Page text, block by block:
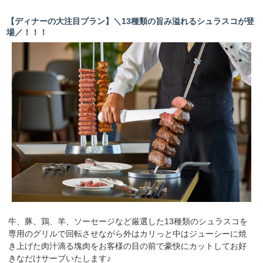
※メニューは季節ごとに変更いたします。予めご了承くだ
さい。
………………………………………………………………
嬉しい追加特典♪
飲み放題もお得な価格で利用できます＼(^o^)／
■ 通常料金 2,800円→2,000円
・オリオン生ビール
・ウイスキー（ロック・ソーダ割・水割り）
・泡盛（ロック・ソーダ割・水割り）
・日本酒
・ワイン（赤・白）
・カクテル（ジントニック・モスコミュール）
※飲み放題希望の方は予約時に「アルコール飲み放題&ビ
ュッフェ」を選択ください。
※飲み放題のみの利用は不可。
………………………………………………………………
#那覇ランチ #国際通り #バイキング #食べ放題 #ブ
ッフェ #模合 #女子会 #那覇
【ディナーの大注目プラン】＼13種類の旨み溢れるシュラスコが登
場／！！！
牛、豚、鶏、羊、ソーセージなど厳選した13種類のシュラスコを
専用のグリルで回転させながら外はカリっと中はジューシーに焼
き上げた肉汁滴る塊肉をお客様の目の前で豪快にカットしてお好
きなだけサーブいたします♪